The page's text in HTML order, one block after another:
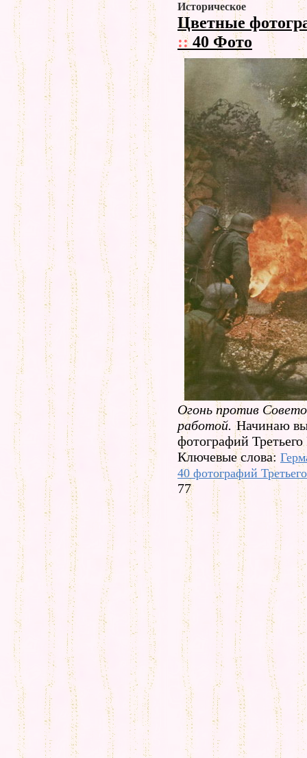
Историческое
Цветные
:: 40 Фото
Огонь против
работой. Начинаю
фотографий Третьего
Ключевые слова:
40 фотографий
77